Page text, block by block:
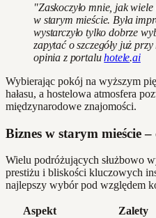
"Zaskoczyło mnie, jak
w starym mieście. Była
wystarczyło tylko dobrze
zapytać o szczegóły już
opinia z portaluhotele.ai
Wybierając pokój na wyższym
hałasu, a hostelowa atmosfera
międzynarodowe znajomości.
Biznes w starym mieście –
Wielu podróżujących służbowo
prestiżu i bliskości kluczowych
najlepszy wybór pod względem
Aspekt Zalety